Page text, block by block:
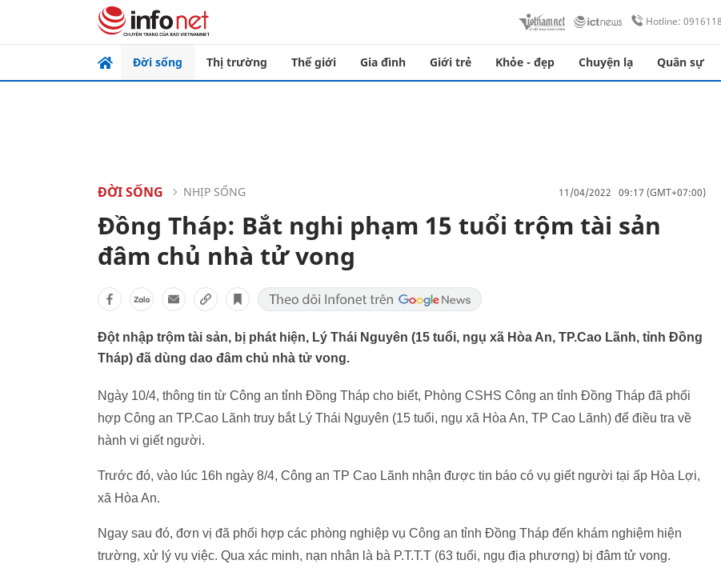
Hotline:
Đời sống Thị trường Thế giới Gia đình Giới trẻ Khỏe - đẹp Chuyện lạ Quân sự
ĐỜI SỐNG NHỊP SỐNG 11/04/2022 09:17 (GMT+07:00)
Đồng Tháp: Bắt nghi phạm 15 tuổi trộm tài sản
đâm chủ nhà tử vong
Đột nhập trộm tài sản, bị phát hiện, Lý Thái Nguyên (15 tuổi, ngụ xã Hòa An, TP.Cao Lãnh, tỉnh Đồng
Tháp) đã dùng dao đâm chủ nhà tử vong.
Ngày 10/4, thông tin từ Công an tỉnh Đồng Tháp cho biết, Phòng CSHS Công an tỉnh Đồng Tháp đã phối
hợp Công an TP.Cao Lãnh truy bắt Lý Thái Nguyên (15 tuổi, ngụ xã Hòa An, TP Cao Lãnh) để điều tra về
hành vi giết người.
Trước đó, vào lúc 16h ngày 8/4, Công an TP Cao Lãnh nhận được tin báo có vụ giết người tại ấp Hòa Lợi,
xã Hòa An.
Ngay sau đó, đơn vị đã phối hợp các phòng nghiệp vụ Công an tỉnh Đồng Tháp đến khám nghiệm hiện
trường, xử lý vụ việc. Qua xác minh, nạn nhân là bà P.T.T.T (63 tuổi, ngụ địa phương) bị đâm tử vong.